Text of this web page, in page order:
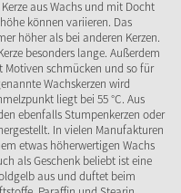
aus Wachs und mit Docht
können variieren. Das
höher als bei anderen Kerzen.
besonders lange. Außerdem
Motiven schmücken und so für
Wachskerzen wird
liegt bei 55 °C. Aus
ebenfalls Stumpenkerzen oder
In vielen Manufakturen
etwas höherwertigen Wachs
als Geschenk beliebt ist eine
aus und duftet beim